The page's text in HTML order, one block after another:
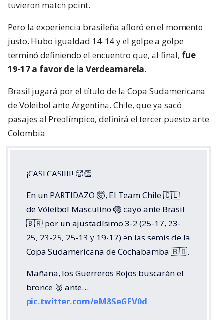
tuvieron match point.
Pero la experiencia brasileña afloró en el momento
justo. Hubo igualdad 14-14 y el golpe a golpe
terminó definiendo el encuentro que, al final, fue
19-17 a favor de la Verdeamarela.
Brasil jugará por el título de la Copa Sudamericana
de Voleibol ante Argentina. Chile, que ya sacó
pasajes al Preolímpico, definirá el tercer puesto ante
Colombia.
¡CASI CASIIII! 🥵👏
En un PARTIDAZO 🤯, El Team Chile 🇨🇱
de Vóleibol Masculino 🏐 cayó ante Brasil
🇧🇷 por un ajustadísimo 3-2 (25-17, 23-
25, 23-25, 25-13 y 19-17) en las semis de la
Copa Sudamericana de Cochabamba 🇧🇴.
Mañana, los Guerreros Rojos buscarán el
bronce 🥉 ante…
pic.twitter.com/eM8SeGEV0d